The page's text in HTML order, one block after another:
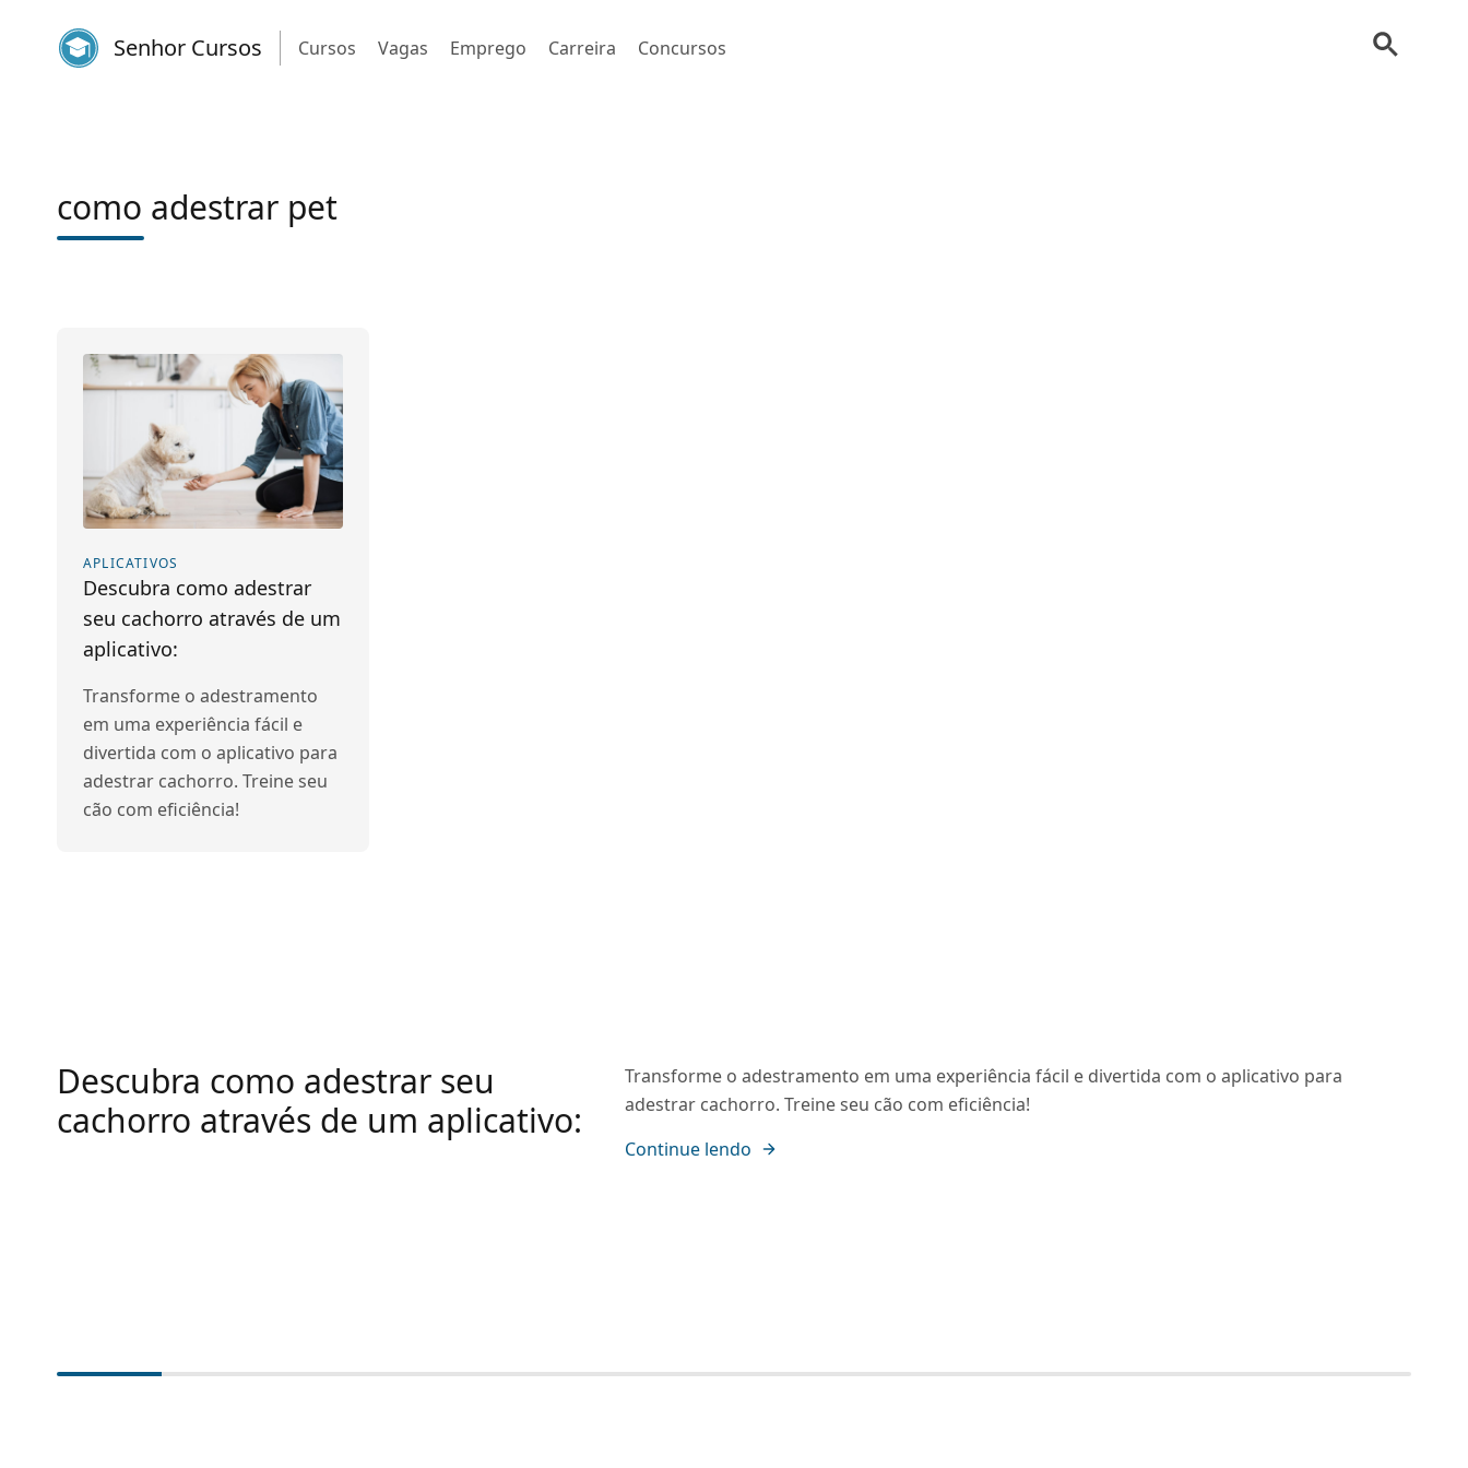
Senhor Cursos Cursos Vagas Emprego Carreira Concursos
como adestrar pet
APLICATIVOS
Descubra como adestrar
seu cachorro através de um
aplicativo:
Transforme o adestramento
em uma experiência fácil e
divertida com o aplicativo para
adestrar cachorro. Treine seu
cão com eficiência!
Descubra como adestrar seu
cachorro através de um aplicativo:
Transforme o adestramento em uma experiência fácil e divertida com o aplicativo para
adestrar cachorro. Treine seu cão com eficiência!
Continue lendo